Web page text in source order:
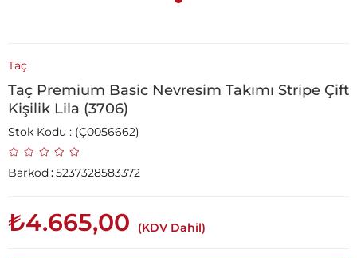
Taç
Taç Premium Basic Nevresim Takımı Stripe Çift
Kişilik Lila (3706)
Stok Kodu (Ç0056662)
Barkod:5237328583372
₺4.665,00 (KDV Dahil)